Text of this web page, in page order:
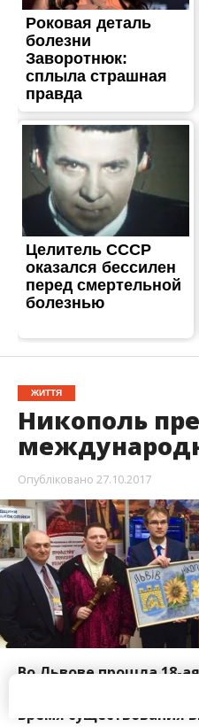
Никополь
Опубліковано27.10.2017
Во Львове прошла 18-
выставка-ярмарка
время существования
представили на ней
Цель участия в